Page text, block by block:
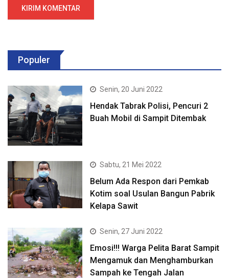
Populer
Senin, 20 Juni 2022
Hendak Tabrak Polisi, Pencuri 2
Buah Mobil di Sampit Ditembak
Sabtu, 21 Mei 2022
Belum Ada Respon dari Pemkab
Kotim soal Usulan Bangun Pabrik
Kelapa Sawit
Senin, 27 Juni 2022
Emosi!!! Warga Pelita Barat Sampit
Mengamuk dan Menghamburkan
Sampah ke Tengah Jalan